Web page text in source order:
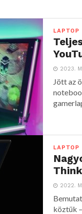
LAPTOP
2023.
Jött az
LAPTOP
2022.
köztük